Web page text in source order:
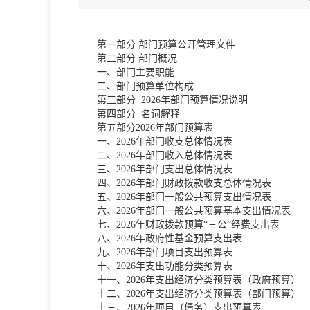
第一部分 部门预算公开管理文件
第二部分 部门概况
一、部门主要职能
二、部门预算单位构成
第三部分 2026年部门预算情况说明
第四部分 名词解释
第五部分2026年部门预算表
一、2026年部门收支总体情况表
二、2026年部门收入总体情况表
三、2026年部门支出总体情况表
四、2026年部门财政拨款收支总体情况表
五、2026年部门一般公共预算支出情况表
六、2026年部门一般公共预算基本支出情况表
七、2026年财政拨款预算“三公”经费支出表
八、2026年政府性基金预算支出表
九、2026年部门项目支出预算表
十、2026年支出功能分类预算表
十一、2026年支出经济分类预算表（政府预算）
十二、2026年支出经济分类预算表（部门预算）
十三、2026年项目（债务）支出预算表